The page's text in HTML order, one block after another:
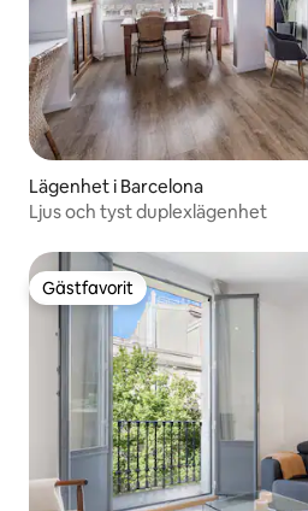
Lägenhet i Barcelona
Ljus och tyst duplexlägenhet
Gästfavorit
Gästfavorit